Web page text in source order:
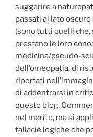
suggerire a
passati al lato
(sono tutti quelli
prestano le loro
medicina/pseudo-
dell’omeopatia, di
riportati
di addentrarsi in
questo blog.
nel merito, ma si
fallacie logiche che